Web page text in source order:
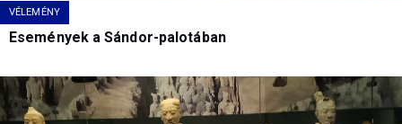
VÉLEMÉNY
Események a Sándor-palotában